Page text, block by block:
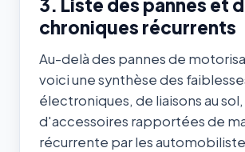
3. Liste des pannes et
chroniques récurrents
Au-delà des pannes de
voici une synthèse des
électroniques, de liaisons au
d'accessoires rapportées de
récurrente par les